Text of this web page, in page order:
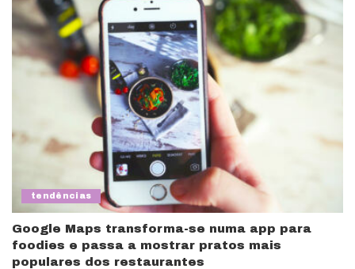
tendências
Google Maps transforma-se numa app para
foodies e passa a mostrar pratos mais
populares dos restaurantes